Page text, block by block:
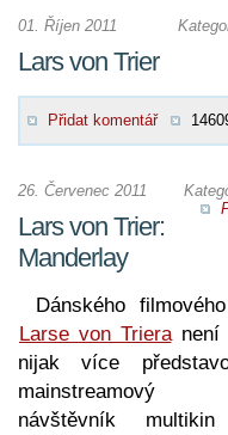
01. Říjen 2011
Lars von Trier
Přidat komentář
26. Červenec 2011
Lars von Trier:
Manderlay
Dánského
Larse von Triera není
nijak více
mainstreamový
návštěvník multikin